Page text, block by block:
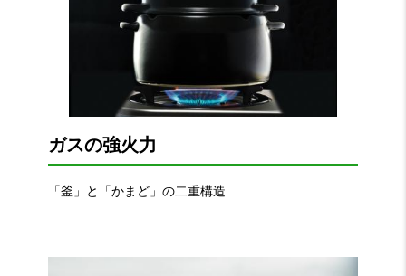
ガスの強火力
「釜」と「かまど」の二重構造